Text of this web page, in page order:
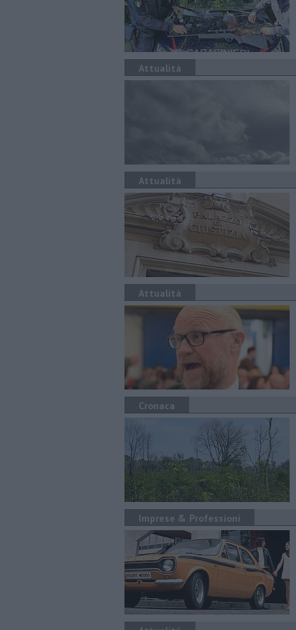
Attualità
Attualità
Attualità
Cronaca
Imprese & Professioni